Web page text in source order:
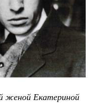
женой Екатериной